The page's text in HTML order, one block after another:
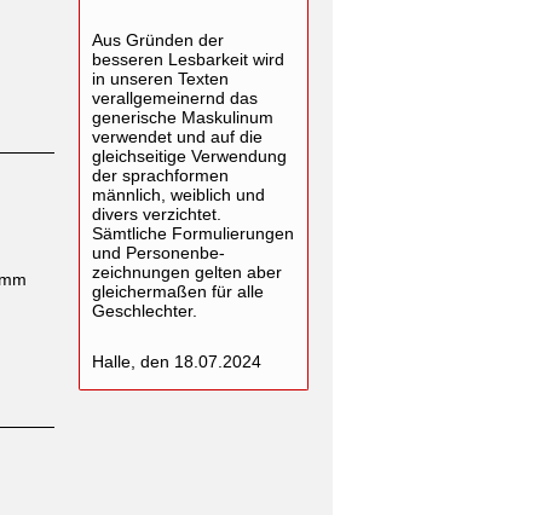
Aus Gründen der
besseren Lesbarkeit wird
in unseren Texten
verallgemeinernd das
generische Maskulinum
verwendet und auf die
gleichseitige Verwendung
der sprachformen
männlich, weiblich und
divers verzichtet.
Sämtliche Formulierungen
und Personenbe-
zeichnungen gelten aber
gleichermaßen für alle
Geschlechter.
Halle, den 18.07.2024